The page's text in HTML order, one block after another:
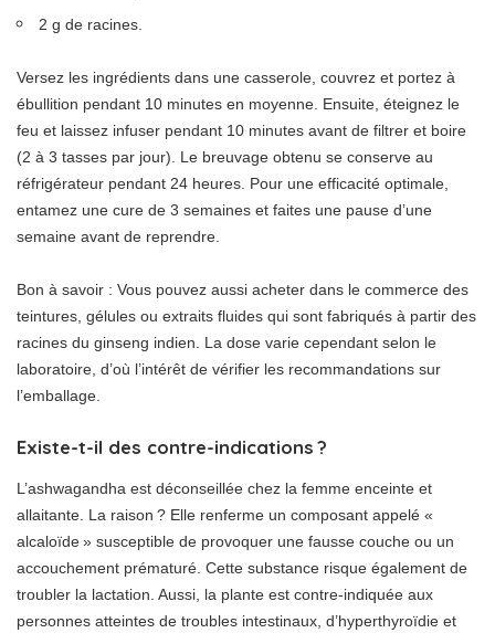
2 g de racines.
Versez les ingrédients dans une casserole, couvrez et portez à
ébullition pendant 10 minutes en moyenne. Ensuite, éteignez le
feu et laissez infuser pendant 10 minutes avant de filtrer et boire
(2 à 3 tasses par jour). Le breuvage obtenu se conserve au
réfrigérateur pendant 24 heures. Pour une efficacité optimale,
entamez une cure de 3 semaines et faites une pause d’une
semaine avant de reprendre.
Bon à savoir : Vous pouvez aussi acheter dans le commerce des
teintures, gélules ou extraits fluides qui sont fabriqués à partir des
racines du ginseng indien. La dose varie cependant selon le
laboratoire, d’où l’intérêt de vérifier les recommandations sur
l’emballage.
Existe-t-il des contre-indications ?
L’ashwagandha est déconseillée chez la femme enceinte et
allaitante. La raison ? Elle renferme un composant appelé «
alcaloïde » susceptible de provoquer une fausse couche ou un
accouchement prématuré. Cette substance risque également de
troubler la lactation. Aussi, la plante est contre-indiquée aux
personnes atteintes de troubles intestinaux, d’hyperthyroïdie et